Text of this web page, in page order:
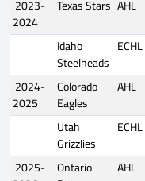
2023-
2024
Texas Stars AHL
Idaho
Steelheads
ECHL
2024-
2025
Colorado
Eagles
AHL
Utah
Grizzlies
ECHL
2025- Ontario
AHL